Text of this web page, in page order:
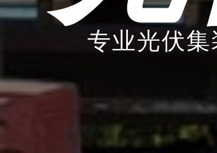
专业光伏